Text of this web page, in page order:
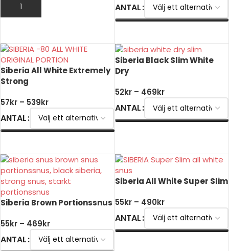
LÄGG TILL I VARUKORG ANTAL
Siberia All White Extremely
Strong
57kr – 539kr
ANTAL
Siberia Black Slim White
Dry
52kr – 469kr
ANTAL
Siberia Brown Portionssnus
55kr – 469kr
ANTAL
Siberia All White Super Slim
55kr – 490kr
ANTAL